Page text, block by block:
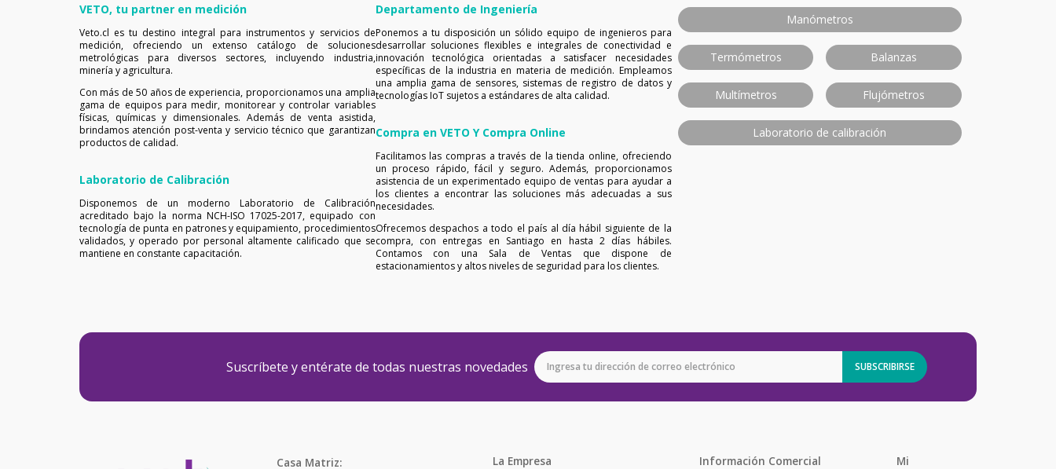
VETO, tu partner en medición
Veto.cl es tu destino integral para instrumentos y servicios de
medición, ofreciendo un extenso catálogo de soluciones
metrológicas para diversos sectores, incluyendo industria,
minería y agricultura.
Con más de 50 años de experiencia, proporcionamos una amplia
gama de equipos para medir, monitorear y controlar variables
físicas, químicas y dimensionales. Además de venta asistida,
brindamos atención post-venta y servicio técnico que garantizan
productos de calidad.
Laboratorio de Calibración
Disponemos de un moderno Laboratorio de Calibración
acreditado bajo la norma NCH-ISO 17025-2017, equipado con
tecnología de punta en patrones y equipamiento, procedimientos
validados, y operado por personal altamente calificado que se
mantiene en constante capacitación.
Departamento de Ingeniería
Ponemos a tu disposición un sólido equipo de ingenieros para
desarrollar soluciones flexibles e integrales de conectividad e
innovación tecnológica orientadas a satisfacer necesidades
específicas de la industria en materia de medición. Empleamos
una amplia gama de sensores, sistemas de registro de datos y
tecnologías IoT sujetos a estándares de alta calidad.
Compra en VETO Y Compra Online
Facilitamos las compras a través de la tienda online, ofreciendo
un proceso rápido, fácil y seguro. Además, proporcionamos
asistencia de un experimentado equipo de ventas para ayudar a
los clientes a encontrar las soluciones más adecuadas a sus
necesidades.
Ofrecemos despachos a todo el país al día hábil siguiente de la
compra, con entregas en Santiago en hasta 2 días hábiles.
Contamos con una Sala de Ventas que dispone de
estacionamientos y altos niveles de seguridad para los clientes.
Manómetros
Termómetros Balanzas
Multímetros Flujómetros
Laboratorio de calibración
Suscríbete y entérate de todas nuestras novedades SUBSCRIBIRSE
Casa Matriz: La Empresa Información Comercial Mi